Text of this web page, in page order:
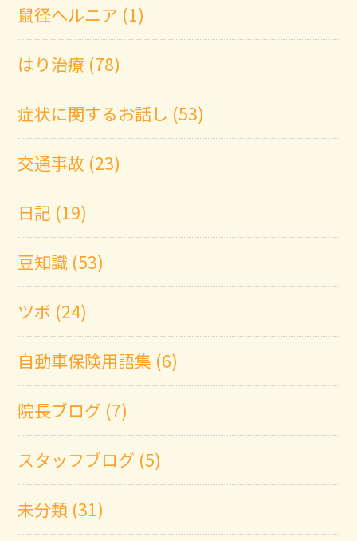
鼠径ヘルニア (1)
はり治療 (78)
症状に関するお話し (53)
交通事故 (23)
日記 (19)
豆知識 (53)
ツボ (24)
自動車保険用語集 (6)
院長ブログ (7)
スタッフブログ (5)
未分類 (31)